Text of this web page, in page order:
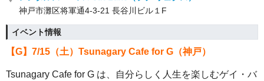
神戸市灘区将軍通4-3-21 長谷川ビル１F
イベント情報
【G】 7/15（土） Tsunagary Cafe for G（神戸）
Tsunagary Cafe for G は、自分らしく人生を楽しむゲイ・バ